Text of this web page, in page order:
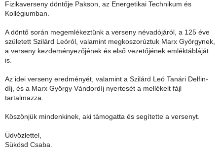
Fizikaverseny döntője Pakson, az Energetikai Technikum és
Kollégiumban.
A döntő során megemlékeztünk a verseny névadójáról, a 125 éve
született Szilárd Leóról, valamint megkoszorúztuk Marx Györgynek,
a verseny kezdeményezőjének és első vezetőjének emléktábláját
is.
Az idei verseny eredményét, valamint a Szilárd Leó Tanári Delfin-
díj, és a Marx György Vándordíj nyertesét a mellékelt fájl
tartalmazza.
Köszönjük mindenkinek, aki támogatta és segítette a versenyt.
Üdvözlettel,
Sükösd Csaba.